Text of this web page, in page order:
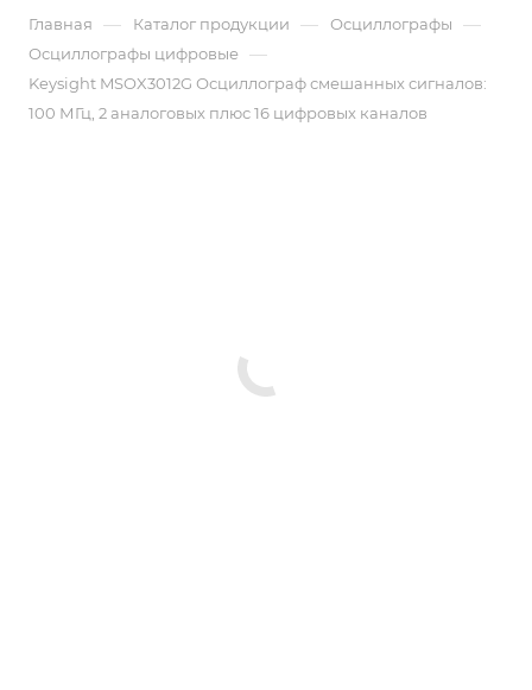
Главная — Каталог продукции — Осциллографы —
Осциллографы цифровые —
Keysight MSOX3012G Осциллограф смешанных сигналов:
100 МГц, 2 аналоговых плюс 16 цифровых каналов